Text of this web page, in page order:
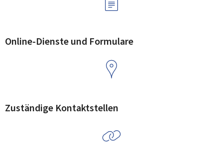
Online-Dienste und Formulare
Zuständige Kontaktstellen